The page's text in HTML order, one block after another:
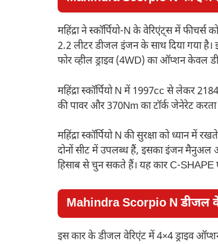
महिंद्रा ने स्कॉर्पियो-N के वेरिएंट्स में
2.2 लीटर डीजल इंजन के साथ दिया गया
फोर व्हील ड्राइव (4WD) का ऑप्शन केवल
महिंद्रा स्कॉर्पियो N में 1997cc से लेकर
की पावर और 370Nm का टॉर्क जेनेरेट
महिंद्रा स्कॉर्पियो N की सुरक्षा को ध्यान
दोनों सीट में उपलब्ध हैं, इसका इंजन
हिसाब से चुन सकते हैं। यह कार C-
Mahindra Scorpio N डीजल
इस कार के डीजल वेरिएंट में 4×4 ड्राइव